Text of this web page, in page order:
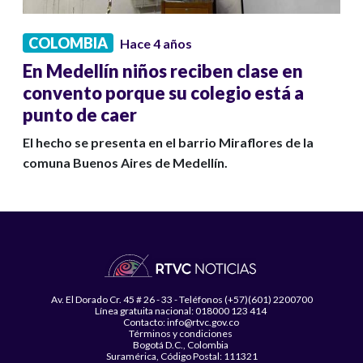
COLOMBIA Hace 4 años
En Medellín niños reciben clase en
convento porque su colegio está a
punto de caer
El hecho se presenta en el barrio Miraflores de la
comuna Buenos Aires de Medellín.
Av. El Dorado Cr. 45 # 26 - 33 - Teléfonos (+57)(601) 2200700
Línea gratuita nacional: 018000 123 414
Contacto: info@rtvc.gov.co
Términos y condiciones
Bogotá D.C., Colombia
Suramérica, Código Postal: 111321